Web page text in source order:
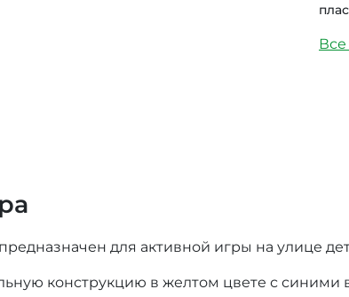
Все
для активной игры на улице
конструкцию в желтом цвете с синими